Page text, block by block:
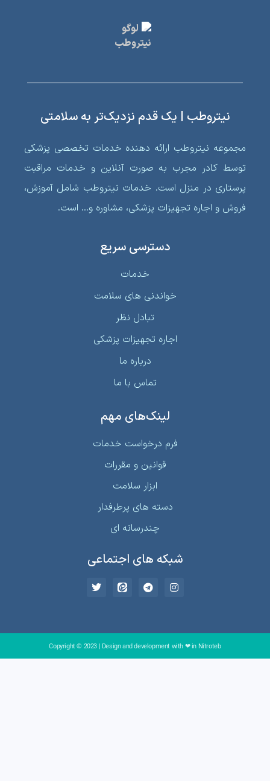
نیتروطب | یک قدم نزدیک‌تر به سلامتی
مجموعه نیتروطب ارائه دهنده خدمات تخصصی پزشکی
توسط کادر مجرب به صورت آنلاین و خدمات مراقبت
پرستاری در منزل است. خدمات نیتروطب شامل آموزش،
فروش و اجاره تجهیزات پزشکی، مشاوره و… است.
دسترسی سریع
خدمات
خواندنی‌ های سلامت
تبادل نظر
اجاره تجهیزات پزشکی
درباره ما
تماس با ما
لینک‌های مهم
فرم درخواست خدمات
قوانین و مقررات
ابزار سلامت
دسته های پرطرفدار
چندرسانه ای
شبکه های اجتماعی
Copyright © 2023 | Design and development with ❤ in Nitroteb